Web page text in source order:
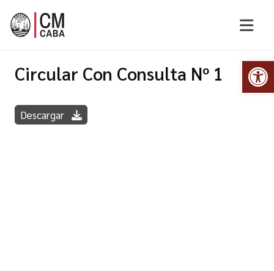
Circular Con Consulta Nº 1
Descargar